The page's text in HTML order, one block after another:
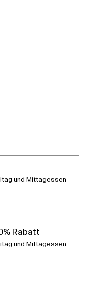
und Mittagessen
Rabatt
und Mittagessen